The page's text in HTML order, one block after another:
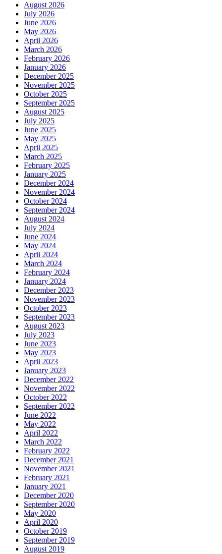
August 2026
July 2026
June 2026
May 2026
April 2026
March 2026
February 2026
January 2026
December 2025
November 2025
October 2025
September 2025
August 2025
July 2025
June 2025
May 2025
April 2025
March 2025
February 2025
January 2025
December 2024
November 2024
October 2024
September 2024
August 2024
July 2024
June 2024
May 2024
April 2024
March 2024
February 2024
January 2024
December 2023
November 2023
October 2023
September 2023
August 2023
July 2023
June 2023
May 2023
April 2023
January 2023
December 2022
November 2022
October 2022
September 2022
June 2022
May 2022
April 2022
March 2022
February 2022
December 2021
November 2021
February 2021
January 2021
December 2020
September 2020
May 2020
April 2020
October 2019
September 2019
August 2019